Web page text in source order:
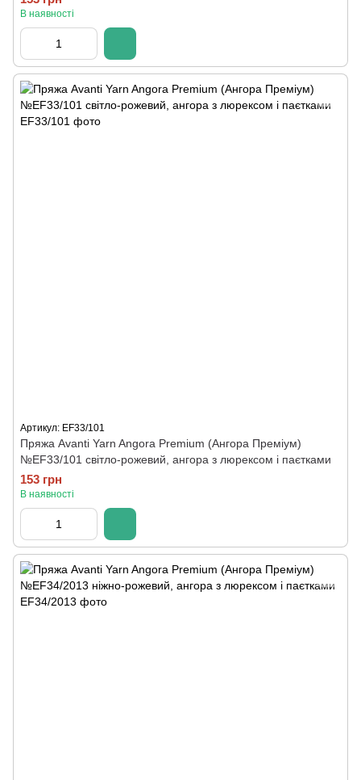
В наявності
Артикул: ЕF33/101
Пряжа Avanti Yarn Angora Premium (Ангора Преміум)
№ЕF33/101 світло-рожевий, ангора з люрексом і паєтками
153 грн
В наявності